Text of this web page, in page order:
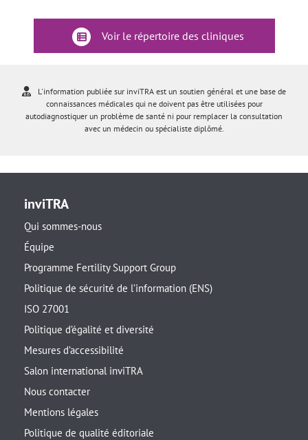
Voir le répertoire des cliniques
L'information publiée sur inviTRA est un soutien général et une base de
connaissances médicales qui ne doivent pas être utilisées pour
autodiagnostiquer un problème de santé ni pour remplacer la consultation
avec un médecin ou spécialiste diplômé.
inviTRA
Qui sommes-nous
Équipe
Programme Fertility Support Group
Politique de sécurité de l’information (ENS)
ISO 27001
Politique d’égalité et diversité
Mesures d’accessibilité
Salon international inviTRA
Nous contacter
Mentions légales
Politique de qualité éditoriale